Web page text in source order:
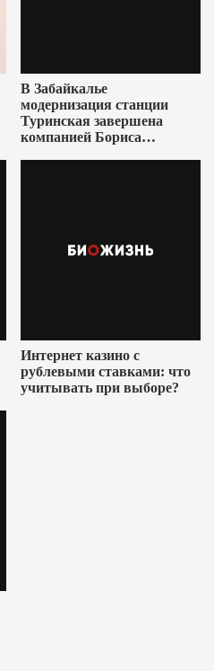
В Забайкалье
модернизация станции
Туринская завершена
компанией Бориса
Интернет казино с
рублевыми ставками: что
учитывать при выборе?